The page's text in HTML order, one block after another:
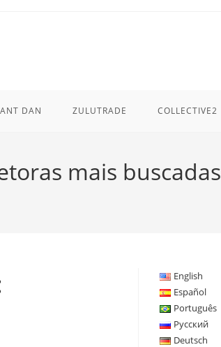
DAN ZULUTRADE COLLECTIVE2
mais buscadas
English
Español
Português
Русский
Deutsch